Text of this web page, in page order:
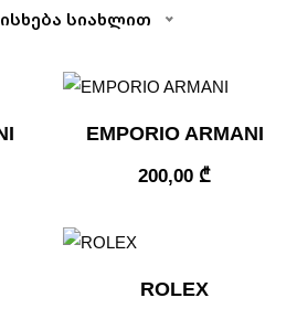
სიახლით
EMPORIO ARMANI
200,00 ₾
ROLEX